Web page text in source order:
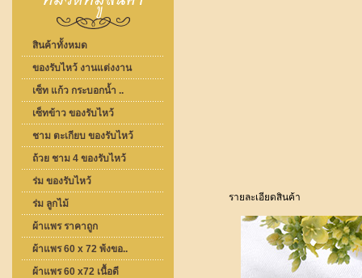
สินค้าทั้งหมด
ของรับไหว้ งานแต่งงาน
เซ็ท แก้ว กระบอกน้ำ ..
เซ็ทข้าว ของรับไหว้
ชาม ตะเกียบ ของรับไหว้
ถ้วย ชาม 4 ของรับไหว้
ร่ม ของรับไหว้
ร่ม ลูกไม้
ผ้าแพร ราคาถูก
ผ้าแพร 60 x 72 พ้งขอ..
ผ้าแพร 60 x72 เนื้อดี
รายละเอียดสินค้า